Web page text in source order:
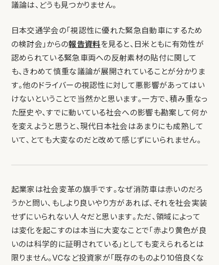
議論は、どうも見つかりません。
日本交通学会の「視認性に優れた緊急自動車にするため
の検討会」からの報告資料を見ると、日米ともに有効性が
認められている緊急車両への反射素材の貼付に関して
も、きわめて慎重な議論が展開されていることが分かりま
す。他のドライバーの視認性に対して悪影響があってはい
けないということで当然かと思います。一方で、積み重なっ
た歴史や、すでに動いている社会への影響も勘案して何か
を変えようと思うと、現代日本社会はあまりにも成熟して
いて、とても大変なのだと改めて感じずにいられません。
起業家は社会変革の旗手です。なぜ消防車は赤いのだろ
うかと問い、もしより良いやり方があれば、それを社会実装
せずにいられない人々だと思います。ただ、領域によって
は変化を起こすのは本当に大変なことで「赤より黄色が良
いのは科学的に証明されている」としても変えられるとは
限りません。VCなど投資家が「既存のものより10倍良くな